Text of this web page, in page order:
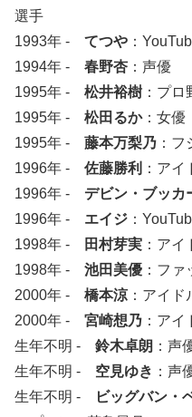
選手
1993年 - てつや ：
1994年 - 春野杏 ：声優
1995年 - 松井裕樹 ：プ
1995年 - 松田るか：女優
1995年 - 藤本万梨乃 ：
1996年 - 佐藤勝利 ：アイ
1996年 - デビン・ブッカ
1996年 - エイジ ：
1998年 -
田村芽実 ：アイ
1998年 - 池田美優 ：フ
2000年 - 橋本涼：アイド
2000年 - 宮崎想乃 ：アイ
生年不明 - 鈴木卓朗 ：声
生年不明 - 空見ゆき ：声
生年不明 -
ビッグバン・